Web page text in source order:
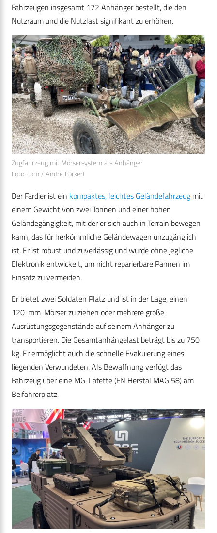
Fahrzeugen insgesamt 172 Anhänger bestellt, die den
Nutzraum und die Nutzlast signifikant zu erhöhen.
Zugfahrzeug mit Mörsersystem als Anhänger.
Foto: cpm / André Forkert
Der Fardier ist ein kompaktes, leichtes Geländefahrzeug mit
einem Gewicht von zwei Tonnen und einer hohen
Geländegängigkeit, mit der er sich auch in Terrain bewegen
kann, das für herkömmliche Geländewagen unzugänglich
ist. Er ist robust und zuverlässig und wurde ohne jegliche
Elektronik entwickelt, um nicht reparierbare Pannen im
Einsatz zu vermeiden.
Er bietet zwei Soldaten Platz und ist in der Lage, einen
120-mm-Mörser zu ziehen oder mehrere große
Ausrüstungsgegenstände auf seinem Anhänger zu
transportieren. Die Gesamtanhängelast beträgt bis zu 750
kg. Er ermöglicht auch die schnelle Evakuierung eines
liegenden Verwundeten. Als Bewaffnung verfügt das
Fahrzeug über eine MG-Lafette (FN Herstal MAG 58) am
Beifahrerplatz.